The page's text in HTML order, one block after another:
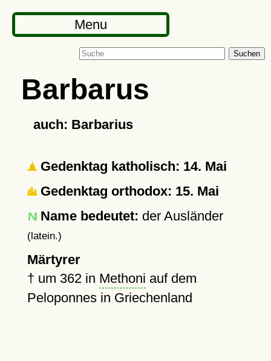
Menu
Suchen
Barbarus
auch: Barbarius
Gedenktag katholisch: 14. Mai
Gedenktag orthodox: 15. Mai
Name bedeutet: der Ausländer
(latein.)
Märtyrer
† um 362in Methoni auf dem
Peloponnes in Griechenland